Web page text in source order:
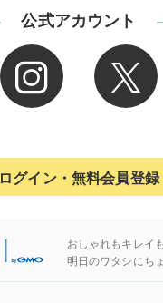
公式アカウント
ログイン・無料会員登録
おしゃれもキレイも
明日のワタシにち